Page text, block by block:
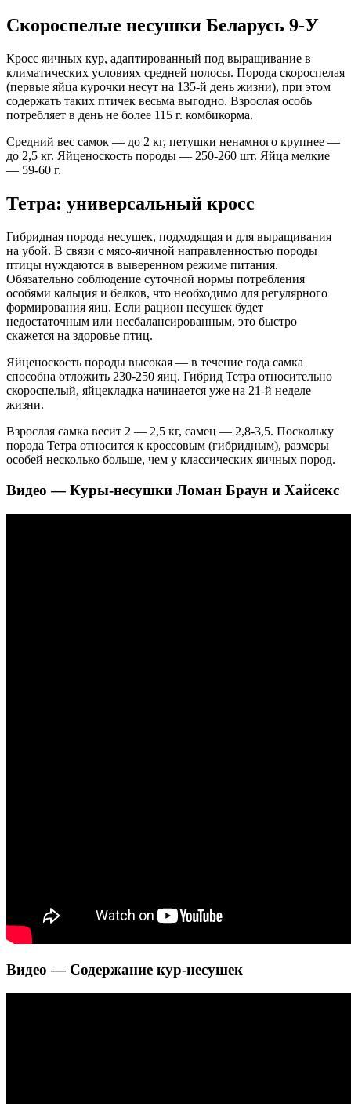
Скороспелые несушки Беларусь 9-У
Кросс яичных кур, адаптированный под выращивание в
климатических условиях средней полосы. Порода скороспелая
(первые яйца курочки несут на 135-й день жизни), при этом
содержать таких птичек весьма выгодно. Взрослая особь
потребляет в день не более 115 г. комбикорма.
Средний вес самок — до 2 кг, петушки ненамного крупнее —
до 2,5 кг. Яйценоскость породы — 250-260 шт. Яйца мелкие
— 59-60 г.
Тетра: универсальный кросс
Гибридная порода несушек, подходящая и для выращивания
на убой. В связи с мясо-яичной направленностью породы
птицы нуждаются в выверенном режиме питания.
Обязательно соблюдение суточной нормы потребления
особями кальция и белков, что необходимо для регулярного
формирования яиц. Если рацион несушек будет
недостаточным или несбалансированным, это быстро
скажется на здоровье птиц.
Яйценоскость породы высокая — в течение года самка
способна отложить 230-250 яиц. Гибрид Тетра относительно
скороспелый, яйцекладка начинается уже на 21-й неделе
жизни.
Взрослая самка весит 2 — 2,5 кг, самец — 2,8-3,5. Поскольку
порода Тетра относится к кроссовым (гибридным), размеры
особей несколько больше, чем у классических яичных пород.
Видео — Куры-несушки Ломан Браун и Хайсекс
Видео — Cодержание кур-несушек